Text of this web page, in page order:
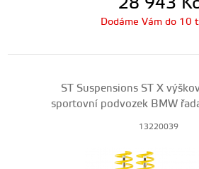
Dodáme Vám do 10
ST Suspensions ST X
sportovní podvozek BMW
13220039